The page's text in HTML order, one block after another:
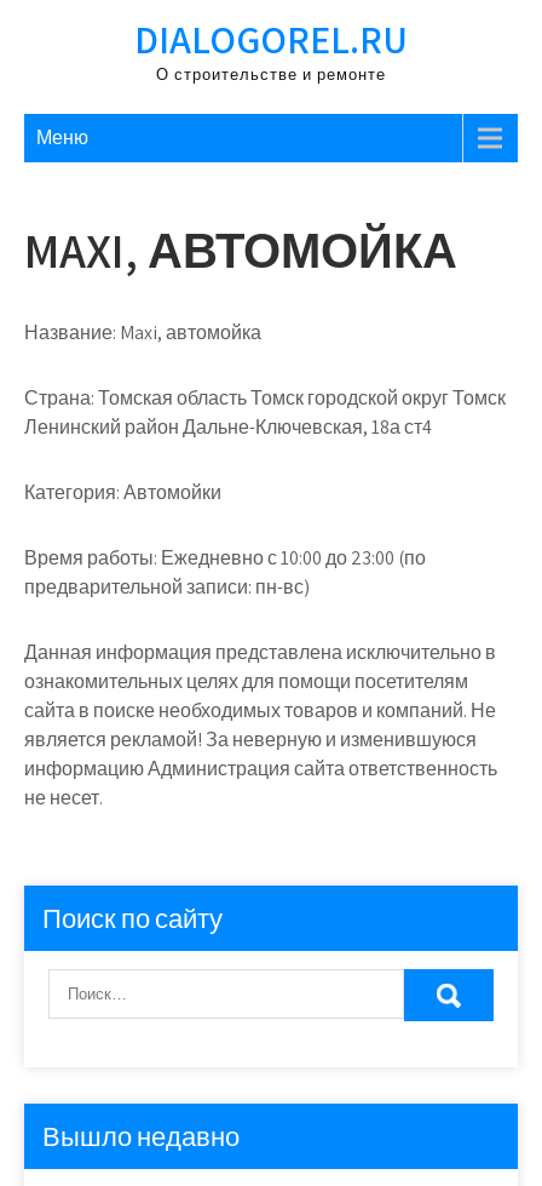
DIALOGOREL.RU
О строительстве и ремонте
Меню
MAXI, АВТОМОЙКА
Название: Maxi, автомойка
Страна:Томская область Томск городской округ Томск
Ленинский район Дальне-Ключевская, 18а ст4
Категория:Автомойки
Время работы: Ежедневно с 10:00 до 23:00 (по
предварительной записи: пн-вс)
Данная информация представлена исключительно в
ознакомительных целях для помощи посетителям
сайта в поиске необходимых товаров и компаний. Не
является рекламой! За неверную и изменившуюся
информацию Администрация сайта ответственность
не несет.
Поиск по сайту
Вышло недавно